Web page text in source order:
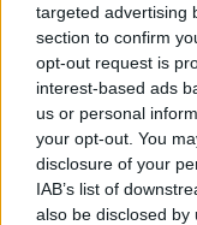
targeted advertising
section to confirm
opt-out request is
interest-based ads
us or personal
your opt-out. You
disclosure of your
IAB’s list of
also be disclosed